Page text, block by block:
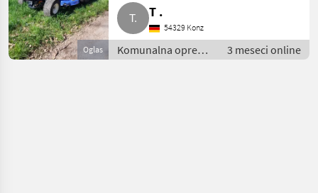
Oglas
T .
54329 Konz
Komunalna oprema
i vozila / Ostala
3 meseci online